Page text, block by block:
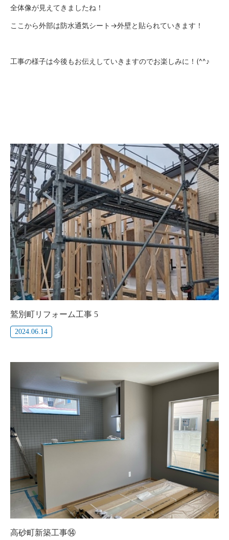
全体像が見えてきましたね！
ここから外部は防水通気シート→外壁と貼られていきます！
工事の様子は今後もお伝えしていきますのでお楽しみに！(^^♪
鷲別町リフォーム工事 5
2024.06.14
高砂町新築工事⑭